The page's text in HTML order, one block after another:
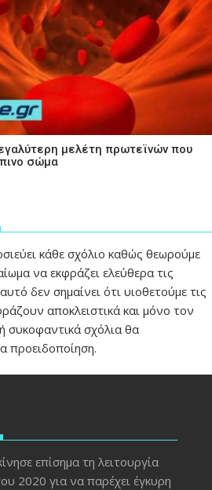
μελέτη πρωτεϊνών που
σώμα
κάθε σχόλιο καθώς θεωρούμε
να εκφράζει ελεύθερα τις
δεν σημαίνει ότι υιοθετούμε τις
αποκλειστικά και μόνο τον
συκοφαντικά σχόλια θα
προειδοποίηση.
επίσημα τη λειτουργία
2020 για να παρέχει έγκυρη